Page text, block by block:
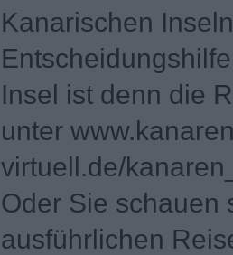
Kanarischen
Insel ist denn die
unter
virtuell.de/
Oder Sie schauen
ausführlichen